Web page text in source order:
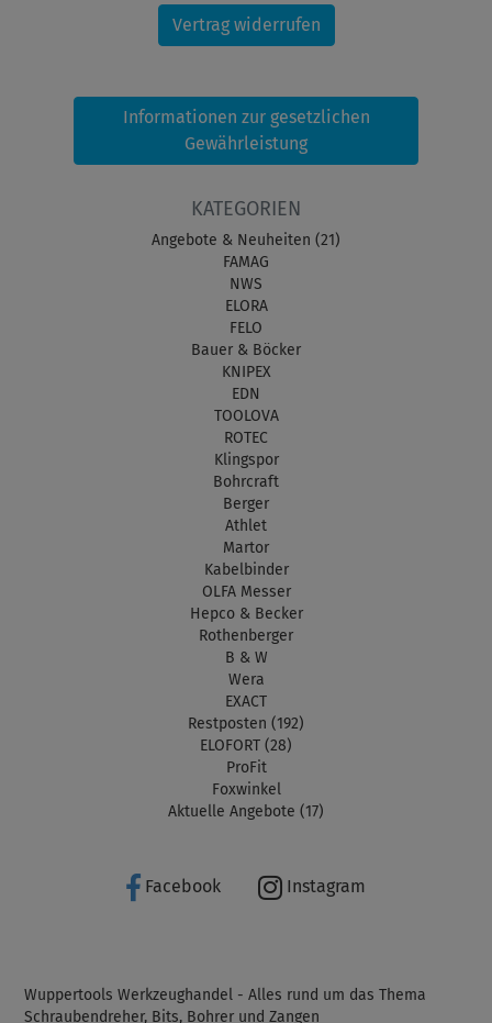
Vertrag widerrufen
Informationen zur gesetzlichen
Gewährleistung
KATEGORIEN
Angebote & Neuheiten (21)
FAMAG
NWS
ELORA
FELO
Bauer & Böcker
KNIPEX
EDN
TOOLOVA
ROTEC
Klingspor
Bohrcraft
Berger
Athlet
Martor
Kabelbinder
OLFA Messer
Hepco & Becker
Rothenberger
B & W
Wera
EXACT
Restposten (192)
ELOFORT (28)
ProFit
Foxwinkel
Aktuelle Angebote (17)
Facebook Instagram
Wuppertools Werkzeughandel - Alles rund um das Thema
Schraubendreher, Bits, Bohrer und Zangen